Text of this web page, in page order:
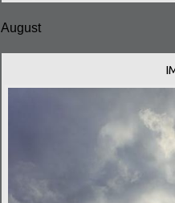
August